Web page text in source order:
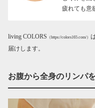
疲れても意
living COLORS （https://colors165.com/）
届けします。
お腹から全身のリンパ